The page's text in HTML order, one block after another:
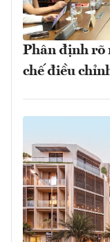
Phân định rõ
chế điều